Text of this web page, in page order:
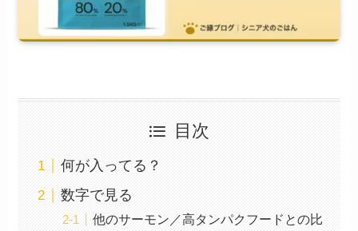
目次
何が入ってる？
数字で見る
他のサーモン／高タンパクフードとの比